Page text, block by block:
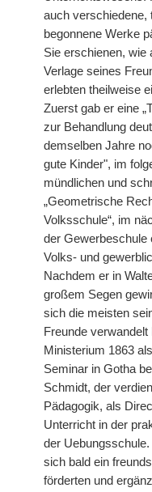
auch verschiedene,
begonnene Werke
Sie erschienen, wie
Verlage seines
erlebten theilweise
Zuerst gab er eine
zur Behandlung
demselben Jahre
gute Kinder", im
mündlichen und
„Geometrische
Volksschule“, im
der Gewerbeschule
Volks- und
Nachdem er in
großem Segen
sich die meisten
Freunde
Ministerium 1863
Seminar in Gotha
Schmidt, der
Pädagogik, als
Unterricht in der
der
sich bald ein
förderten und